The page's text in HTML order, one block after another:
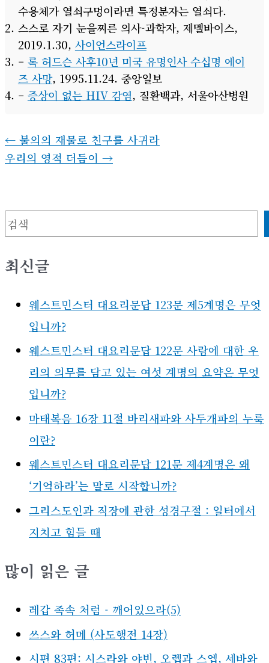
수용체가 열쇠구멍이라면 특정분자는 열쇠다.
스스로 자기 눈을찌른 의사-과학자, 제멜바이스,
2019.1.30, 사이언스라이프
– 록 허드슨 사후10년 미국 유명인사 수십명 에이
즈 사망, 1995.11.24. 중앙일보
– 증상이 없는 HIV 감염, 질환백과, 서울아산병원
← 불의의 재물로 친구를 사귀라
우리의 영적 더듬이 →
검색
최신글
웨스트민스터 대요리문답 123문 제5계명은 무엇
입니까?
웨스트민스터 대요리문답 122문 사람에 대한 우
리의 의무를 담고 있는 여섯 계명의 요약은 무엇
입니까?
마태복음 16장 11절 바리새파와 사두개파의 누룩
이란?
웨스트민스터 대요리문답 121문 제4계명은 왜
‘기억하라’는 말로 시작합니까?
그리스도인과 직장에 관한 성경구절 : 일터에서
지치고 힘들 때
많이 읽은 글
레갑 족속 처럼 - 깨어있으라(5)
쓰스와 허메 (사도행전 14장)
시편 83편: 시스라와 야빈, 오렙과 스엡, 세바와